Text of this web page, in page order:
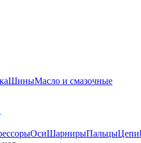
ШиныМасло и смазочные
ОсиШарнирыПальцыЦепи